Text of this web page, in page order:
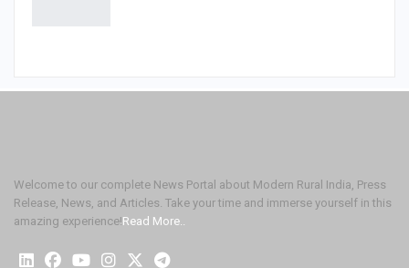
Welcome to our complete News Portal about Modern Rural India, Press
Release, News, and Articles. Take your time and immerse yourself in this
amazing experience!Read More..